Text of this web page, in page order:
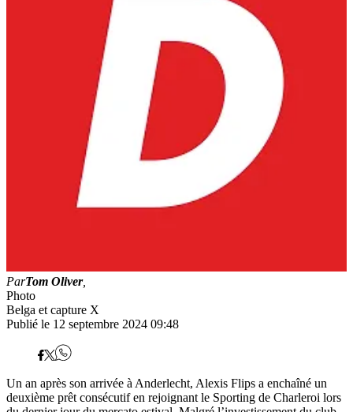
ParTom Oliver,
Photo
Belga et capture X
Publié le 12 septembre 2024 09:48
Un an après son arrivée à Anderlecht, Alexis Flips a enchaîné un
deuxième prêt consécutif en rejoignant le Sporting de Charleroi lors